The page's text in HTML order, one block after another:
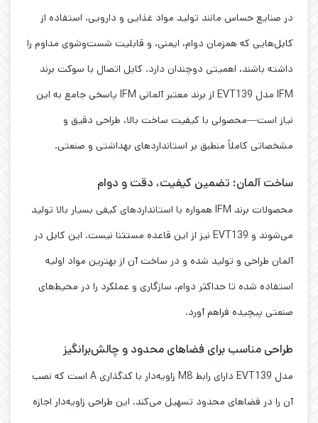
در صنایع حساس مانند تولید مواد غذایی و دارویی، استفاده از
کابل‌هایی که همزمان دوام، ایمنی، و قابلیت شست‌وشوی مداوم را
داشته باشند، اهمیتی دوچندان دارد. کابل اتصال با سوکت برند
IFM مدل EVT139 از برند معتبر آلمانی IFM پاسخی جامع به این
نیاز است—محصولی با کیفیت ساخت بالا، طراحی دقیق و
مشخصاتی کاملاً منطبق بر استانداردهای بهداشتی و صنعتی.
ساخت آلمان؛ تضمین کیفیت، دقت و دوام
محصولات برند IFM همواره با استانداردهای کیفی بسیار بالا تولید
می‌شوند و EVT139 نیز از این قاعده مستثنا نیست. این کابل در
آلمان طراحی و تولید شده و در ساخت آن از بهترین مواد اولیه
استفاده شده تا حداکثر دوام، سازگاری و عملکرد را در محیط‌های
صنعتی پیچیده فراهم آورد.
طراحی مناسب برای فضاهای محدود و چالش‌برانگیز
مدل EVT139 دارای رابط M8 زاویه‌دار با کدگذاری A است که نصب
آن را در فضاهای محدود تسهیل می‌کند. این طراحی زاویه‌دار اجازه